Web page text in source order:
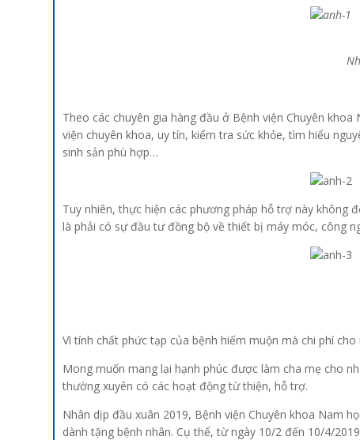
Theo các chuyên gia hàng đầu ở Bệnh viện Chuyên
viện chuyên khoa, uy tín, kiểm tra sức khỏe, tìm hiểu
sinh sản phù hợp…
Tuy nhiên, thực hiện các phương pháp hỗ trợ này không
là phải có sự đầu tư đồng bộ về thiết bị máy móc, công
Vì tính chất phức tạp của bệnh hiếm muộn mà chi phí
Mong muốn mang lại hạnh phúc được làm cha mẹ cho
thường xuyên có các hoạt động từ thiện, hỗ trợ.
Nhân dịp đầu xuân 2019, Bệnh viện Chuyên khoa Nam
dành tặng bệnh nhân. Cụ thể, từ ngày 10/2 đến 10/4/